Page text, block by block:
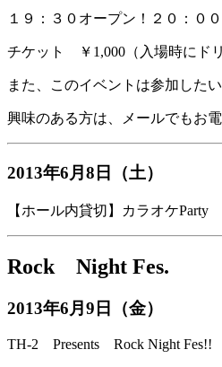
１９：３０オープン！２０：０
チケット ￥1,000（入場時にド
また、このイベントは参加した
興味のある方は、メールでもお
2013年6月8日（土）
【ホール内貸切】カラオケParty
Rock Night Fes.
2013年6月9日（金）
TH-2 Presents Rock Night Fes!!